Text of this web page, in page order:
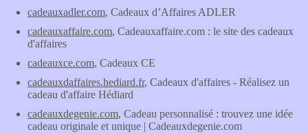
cadeauxadler.com, Cadeaux d’Affaires ADLER
cadeauxaffaire.com, Cadeauxaffaire.com : le site des cadeaux
d'affaires
cadeauxce.com, Cadeaux CE
cadeauxdaffaires.hediard.fr, Cadeaux d'affaires - Réalisez un
cadeau d'affaire Hédiard
cadeauxdegenie.com, Cadeau personnalisé : trouvez une idée
cadeau originale et unique | Cadeauxdegenie.com